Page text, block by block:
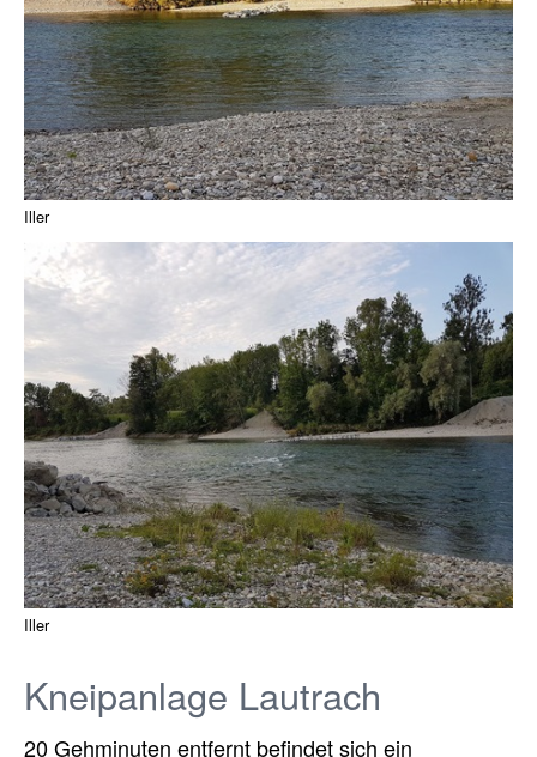
Iller
Iller
Kneipanlage Lautrach
20 Gehminuten entfernt befindet sich ein